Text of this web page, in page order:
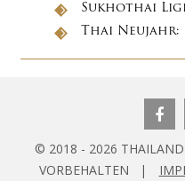
Sukhothai
Thai Neujahr:
© 2018 - 2026 THAILAND
VORBEHALTEN |